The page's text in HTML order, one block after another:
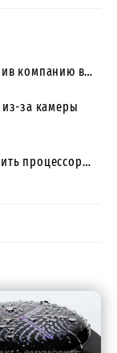
компанию в…
из-за камеры
процессор…